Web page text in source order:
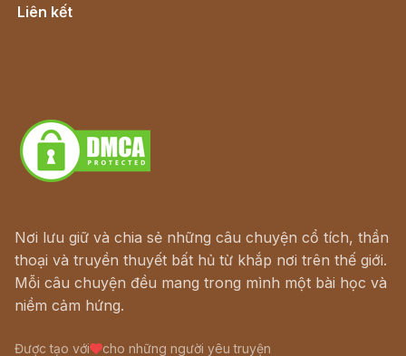
Liên kết
Nơi lưu giữ và chia sẻ những câu chuyện cổ tích, thần
thoại và truyền thuyết bất hủ từ khắp nơi trên thế giới.
Mỗi câu chuyện đều mang trong mình một bài học và
niềm cảm hứng.
Được tạo với cho những người yêu truyện